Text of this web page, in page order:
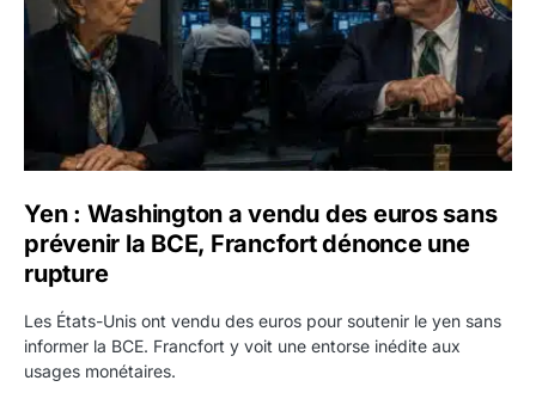
Yen : Washington a vendu des euros sans
prévenir la BCE, Francfort dénonce une
rupture
Les États-Unis ont vendu des euros pour soutenir le yen sans
informer la BCE. Francfort y voit une entorse inédite aux
usages monétaires.